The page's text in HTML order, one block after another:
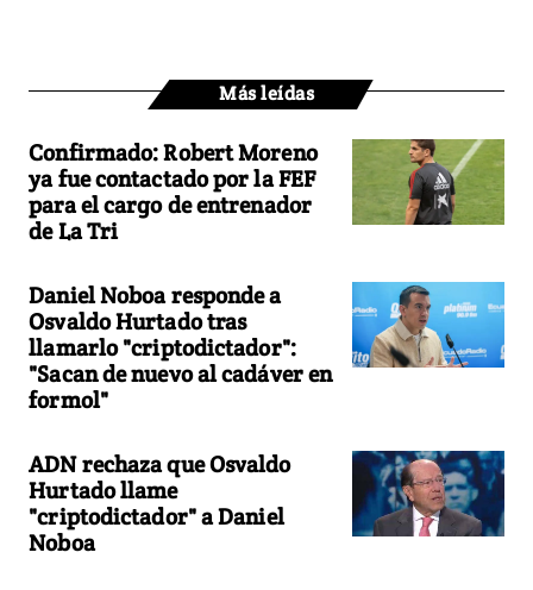
Más leídas
Confirmado: Robert Moreno
ya fue contactado por la FEF
para el cargo de entrenador
de La Tri
Daniel Noboa responde a
Osvaldo Hurtado tras
llamarlo "criptodictador":
"Sacan de nuevo al cadáver en
formol"
ADN rechaza que Osvaldo
Hurtado llame
"criptodictador" a Daniel
Noboa